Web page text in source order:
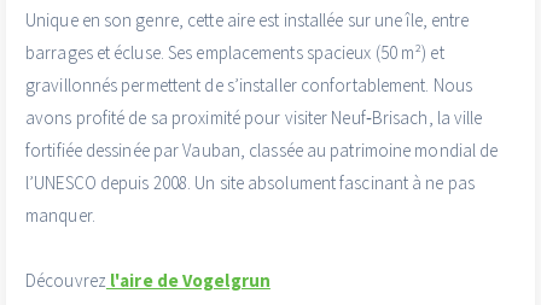
Unique en son genre, cette aire est installée sur une île, entre
barrages et écluse. Ses emplacements spacieux (50 m²) et
gravillonnés permettent de s’installer confortablement. Nous
avons profité de sa proximité pour visiter Neuf‑Brisach, la ville
fortifiée dessinée par Vauban, classée au patrimoine mondial de
l’UNESCO depuis 2008. Un site absolument fascinant à ne pas
manquer.
Découvrez l'aire de Vogelgrun